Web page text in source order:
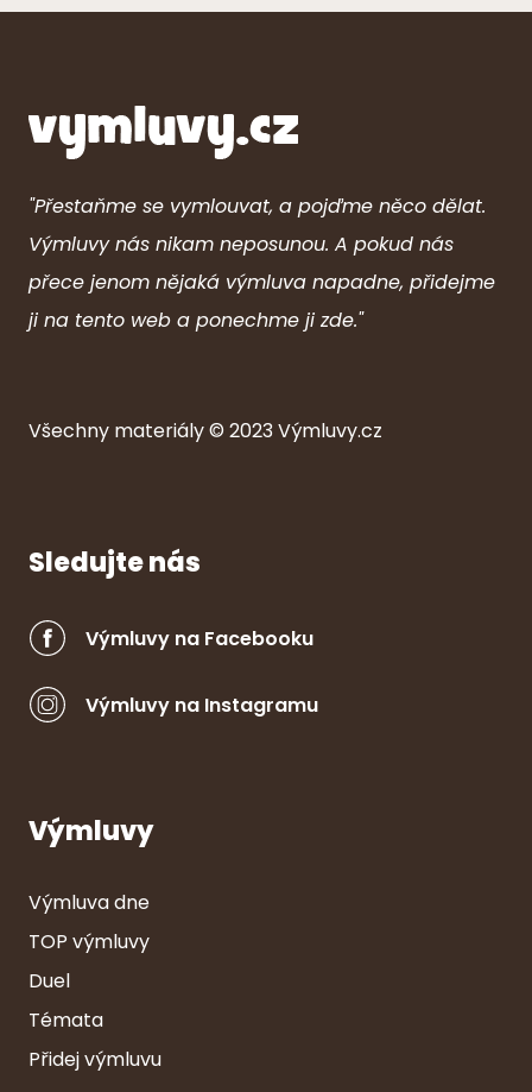
"Přestaňme se vymlouvat, a pojďme něco dělat.
Výmluvy nás nikam neposunou. A pokud nás
přece jenom nějaká výmluva napadne, přidejme
ji na tento web a ponechme ji zde."
Všechny materiály © 2023Výmluvy.cz
Sledujte nás
Výmluvy na Facebooku
Výmluvy na Instagramu
Výmluvy
Výmluva dne
TOP výmluvy
Duel
Témata
Přidej výmluvu